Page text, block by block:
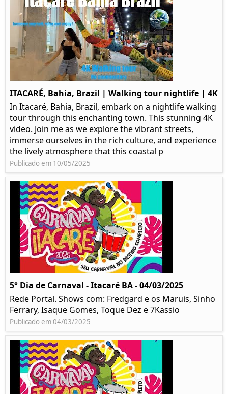
ITACARÉ, Bahia, Brazil | Walking tour nightlife | 4K
In Itacaré, Bahia, Brazil, embark on a nightlife walking
tour through this enchanting town. This stunning 4K
video. Join me as we explore the vibrant streets,
immerse ourselves in the rich culture, and experience
the lively atmosphere that this coastal p
Publicado em 10/05/2025
5° Dia de Carnaval - Itacaré BA - 04/03/2025
Rede Portal. Shows com: Fredgard e os Maruis, Sinho
Ferrary, Isaque Gomes, Toque Dez e 7Kassio
Publicado em 04/03/2025